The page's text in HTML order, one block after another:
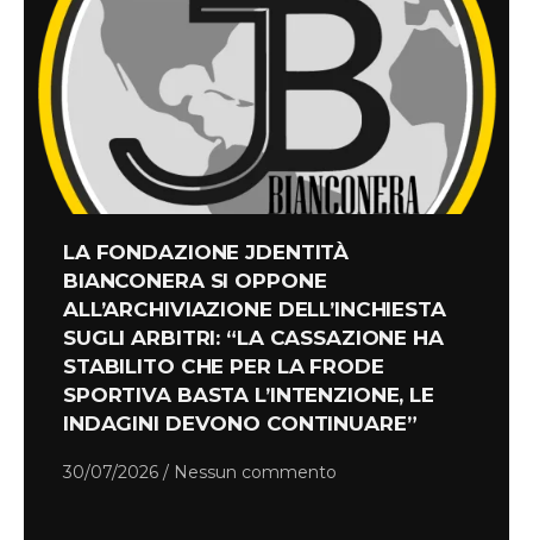
LA FONDAZIONE JDENTITÀ
BIANCONERA SI OPPONE
ALL’ARCHIVIAZIONE DELL’INCHIESTA
SUGLI ARBITRI: “LA CASSAZIONE HA
STABILITO CHE PER LA FRODE
SPORTIVA BASTA L’INTENZIONE, LE
INDAGINI DEVONO CONTINUARE”
30/07/2026 Nessun commento